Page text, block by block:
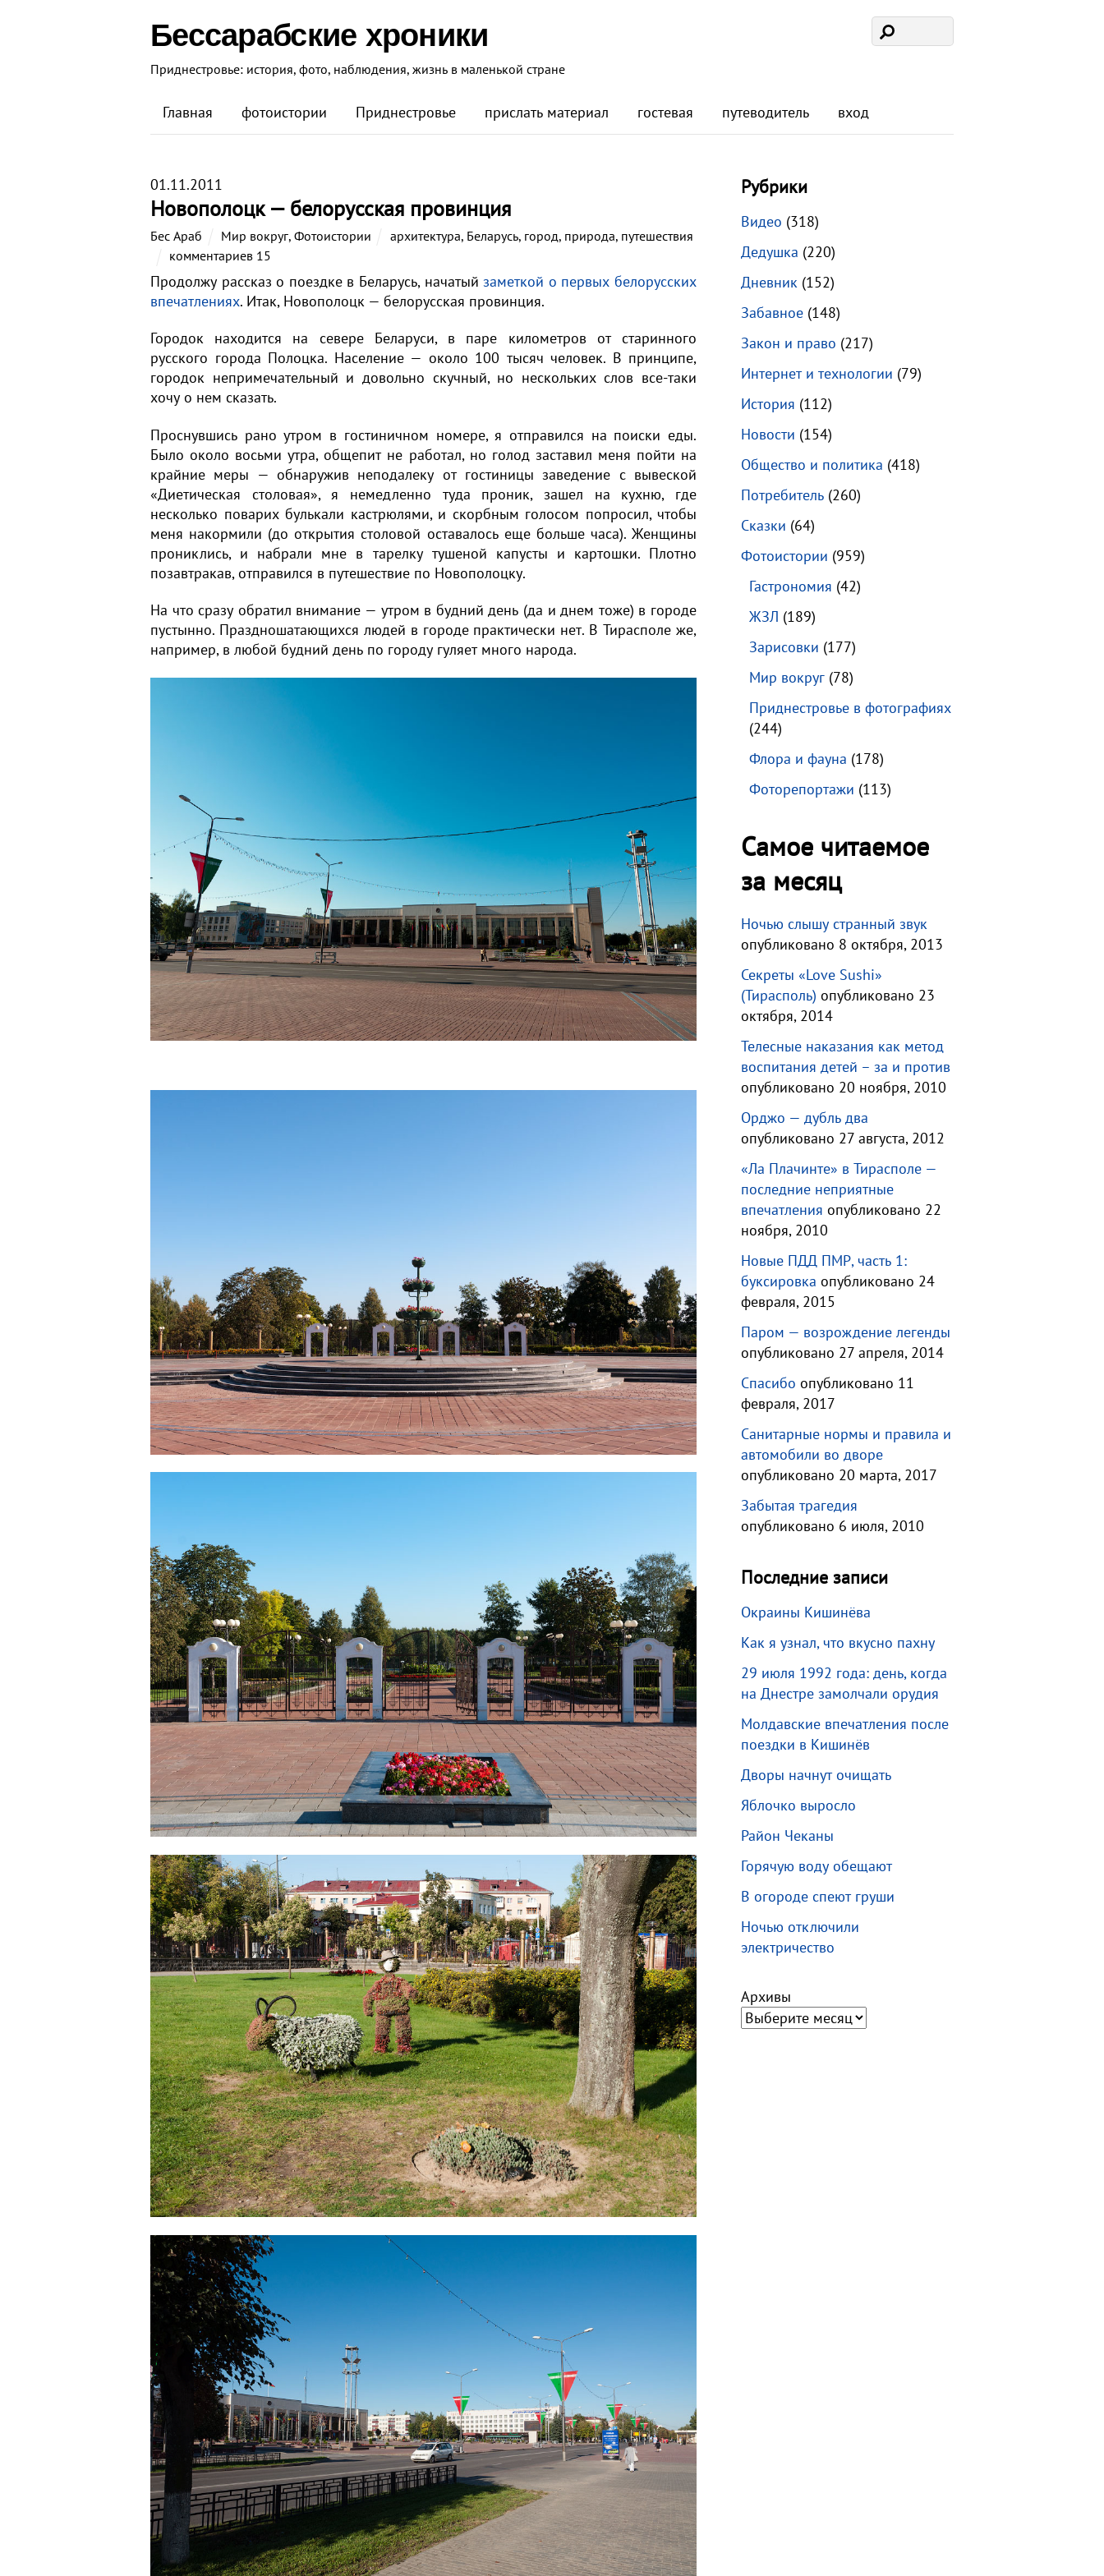
Бессарабские хроники
Приднестровье: история, фото, наблюдения, жизнь в маленькой стране
Главная фотоистории Приднестровье прислать материал гостевая путеводитель вход
01.11.2011
Новополоцк — белорусская провинция
Бес Араб Мир вокруг, Фотоистории архитектура, Беларусь, город, природа, путешествия
комментариев 15
Продолжу рассказ о поездке в Беларусь, начатыйзаметкой о первых белорусских
впечатлениях. Итак, Новополоцк — белорусская провинция.
Городок находится на севере Беларуси, в паре километров от старинного
русского города Полоцка. Население — около 100 тысяч человек. В принципе,
городок непримечательный и довольно скучный, но нескольких слов все-таки
хочу о нем сказать.
Проснувшись рано утром в гостиничном номере, я отправился на поиски еды.
Было около восьми утра, общепит не работал, но голод заставил меня пойти на
крайние меры — обнаружив неподалеку от гостиницы заведение с вывеской
«Диетическая столовая», я немедленно туда проник, зашел на кухню, где
несколько поварих булькали кастрюлями, и скорбным голосом попросил, чтобы
меня накормили (до открытия столовой оставалось еще больше часа). Женщины
прониклись, и набрали мне в тарелку тушеной капусты и картошки. Плотно
позавтракав, отправился в путешествие по Новополоцку.
На что сразу обратил внимание — утром в будний день (да и днем тоже) в городе
пустынно. Праздношатающихся людей в городе практически нет. В Тирасполе же,
например, в любой будний день по городу гуляет много народа.
Рубрики
Видео (318)
Дедушка (220)
Дневник(152)
Забавное(148)
Закон и право (217)
Интернет и технологии (79)
История (112)
Новости (154)
Общество и политика (418)
Потребитель(260)
Сказки (64)
Фотоистории (959)
Гастрономия (42)
ЖЗЛ (189)
Зарисовки (177)
Мир вокруг(78)
Приднестровье в фотографиях
(244)
Флора и фауна (178)
Фоторепортажи (113)
Самое читаемое
за месяц
Ночью слышу странный звук
опубликовано 8 октября, 2013
Секреты «Love Sushi»
(Тирасполь) опубликовано 23
октября, 2014
Телесные наказания как метод
воспитания детей – за и против
опубликовано 20 ноября, 2010
Орджо — дубль два
опубликовано 27 августа, 2012
«Ла Плачинте» в Тирасполе —
последние неприятные
впечатления опубликовано 22
ноября, 2010
Новые ПДД ПМР, часть 1:
буксировка опубликовано 24
февраля, 2015
Паром — возрождение легенды
опубликовано 27 апреля, 2014
Спасибо опубликовано 11
февраля, 2017
Санитарные нормы и правила и
автомобили во дворе
опубликовано 20 марта, 2017
Забытая трагедия
опубликовано 6 июля, 2010
Последние записи
Окраины Кишинёва
Как я узнал, что вкусно пахну
29 июля 1992 года: день, когда
на Днестре замолчали орудия
Молдавские впечатления после
поездки в Кишинёв
Дворы начнут очищать
Яблочко выросло
Район Чеканы
Горячую воду обещают
В огороде спеют груши
Ночью отключили
электричество
Архивы